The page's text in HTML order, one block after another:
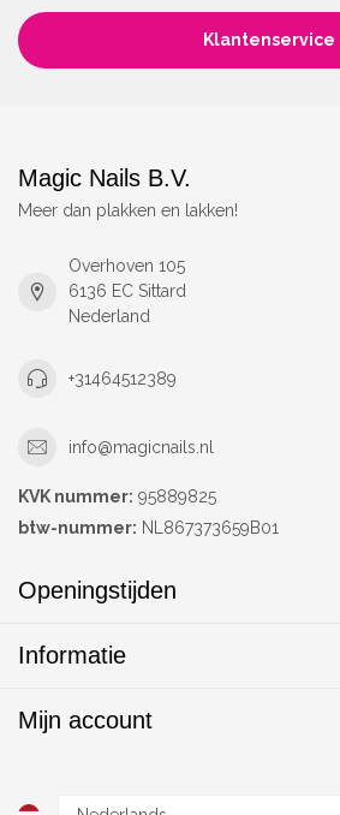
Klantenservice
Magic Nails B.V.
Meer dan plakken en lakken!
Overhoven 105
6136 EC Sittard
Nederland
+31464512389
info@magicnails.nl
KVK nummer: 95889825
btw-nummer: NL867373659B01
Openingstijden
Informatie
Mijn account